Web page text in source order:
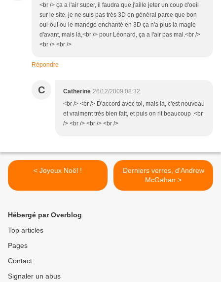
<br /> ça a l'air super, il faudra que j'aille jeter un coup d'oeil
sur le site. je ne suis pas très 3D en général parce que bon
oui-oui ou le manège enchanté en 3D ça n'a plus la magie
d'avant, mais là,<br /> pour Léonard, ça a l'air pas mal.<br />
<br /> <br />
Répondre
C Catherine 26/12/2009 08:32
<br /> <br /> D'accord avec toi, mais là, c'est nouveau
et vraiment très bien fait, et puis on rit beaucoup .<br
/> <br /> <br /> <br />
< Joyeux Noël !
Derniers verres, d'Andrew
McGahan >
Hébergé par Overblog
Top articles
Pages
Contact
Signaler un abus